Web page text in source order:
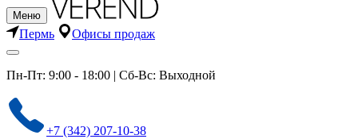
Меню
Пермь Офисы продаж
Пн-Пт: 9:00 - 18:00 | Сб-Вс: Выходной
+7 (342) 207-10-38